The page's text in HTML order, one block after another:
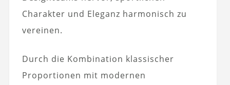
Charakter und Eleganz harmonisch zu
vereinen.
Durch die Kombination klassischer
Proportionen mit modernen